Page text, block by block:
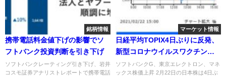
銘柄情報
携帯電話料金値下げの影響でソ
フトバンク投資判断を引き下げ
ソフトバンクレーティング引き下げ、岩井
コスモ証券アナリストレポートで携帯電話
マーケット情報
日経平均TOPIX4日ぶりに反発、
新型コロナウイルスワクチン普
及開始
ソフトバンクG、東京エレクトロン、マネ
ックス株価上昇 2月22日の日本株は4日ぶ